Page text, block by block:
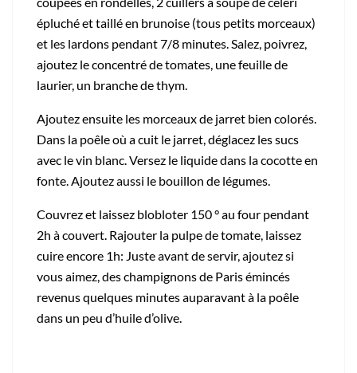
épluché et taillé en brunoise (tous petits morceaux)
et les lardons pendant 7/8 minutes. Salez, poivrez,
ajoutez le concentré de tomates, une feuille de
laurier, un branche de thym.
Ajoutez ensuite les morceaux de jarret bien colorés.
Dans la poêle où a cuit le jarret, déglacez les sucs
avec le vin blanc. Versez le liquide dans la cocotte en
fonte. Ajoutez aussi le bouillon de légumes.
Couvrez et laissez blobloter 150 ° au four pendant
2h à couvert. Rajouter la pulpe de tomate, laissez
cuire encore 1h: Juste avant de servir, ajoutez si
vous aimez, des champignons de Paris émincés
revenus quelques minutes auparavant à la poêle
dans un peu d’huile d’olive.